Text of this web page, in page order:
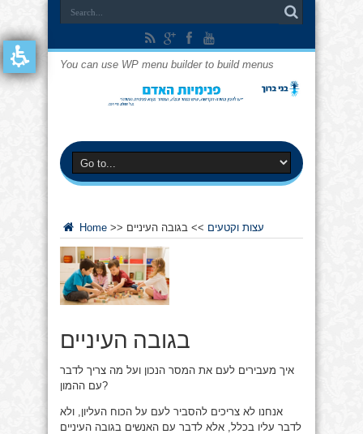
You can use WP menu builder to build menus
Home >> עצות וקטעים >> בגובה העיניים
בגובה העיניים
איך מעבירים לעם את המסר הנכון ועל מה צריך לדבר
עם ההמון?
אנחנו לא צריכים להסביר לעם על הכוח העליון, ולא
לדבר עליו בכלל, אלא לדבר עם האנשים בגובה העיניים